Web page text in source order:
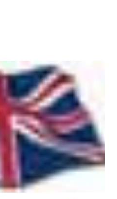
e ne ha affidato ad
E’ il primo supercomputer
un petaflop (mille trilioni di
una velocità quasi doppia
del Lawrence Livermore
del mondo...